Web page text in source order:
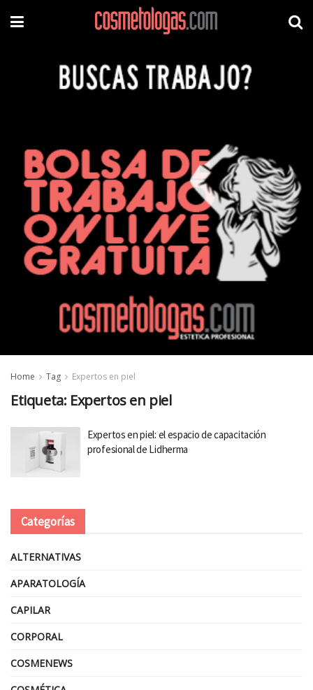
Home Tag Expertos en piel
Etiqueta: Expertos en piel
Expertos en piel: el espacio de capacitación
profesional de Lidherma
Categorías
ALTERNATIVAS
APARATOLOGÍA
CAPILAR
CORPORAL
COSMENEWS